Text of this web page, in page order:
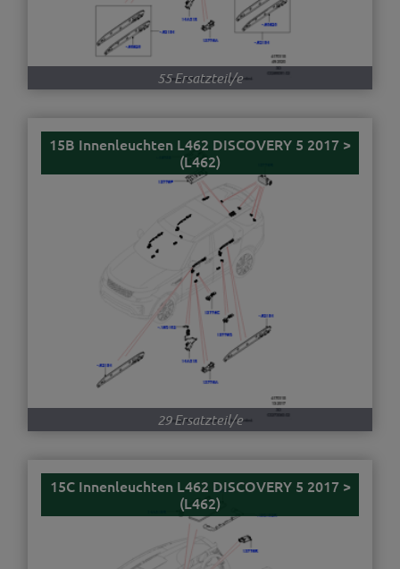
55 Ersatzteil/e
15B Innenleuchten L462 DISCOVERY 5 2017 >
(L462)
29 Ersatzteil/e
15C Innenleuchten L462 DISCOVERY 5 2017 >
(L462)